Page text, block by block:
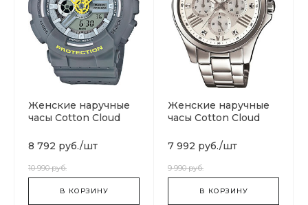
Женские наручные
часы Cotton Cloud
110GA-7A2
8 792 руб./шт
10 990 руб.
В КОРЗИНУ
Женские наручные
часы Cotton Cloud
3806D-7A
7 992 руб./шт
9 990 руб.
В КОРЗИНУ